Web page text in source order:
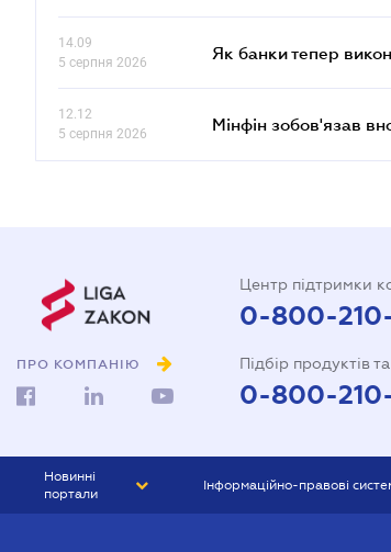
14.09
5 серпня 2026
Як банки тепер
12.12
5 серпня 2026
Мінфін зобов'язав
ПРО КОМПАНІЮ
Центр підтримки
0-800-
Підбір продуктів
0-800-
Новинні
портали
Інформаційно-правові